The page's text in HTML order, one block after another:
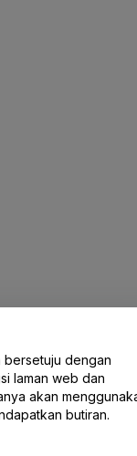
bersetuju dengan
laman web dan
akan
butiran.